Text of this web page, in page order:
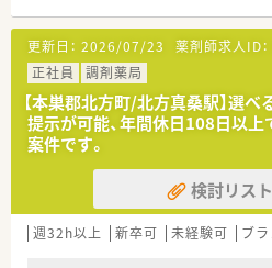
更新日： 2026/07/23 薬剤師求人ID：
正社員
調剤薬局
【本巣郡北方町/北方真桑駅】選
提示が可能、年間休日108日以
案件です。
検討リス
週32h以上 新卒可 未経験可 ブ